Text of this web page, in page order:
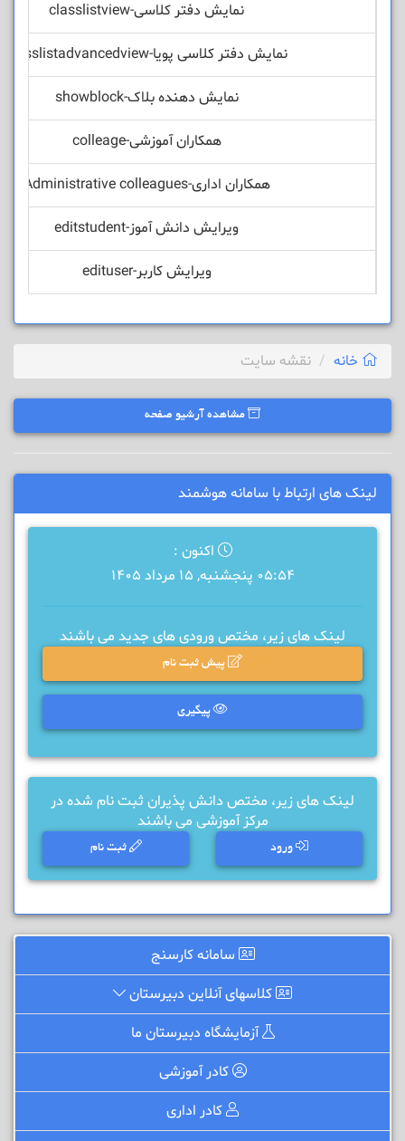
نمایش دفتر کلاسی-classlistview
نمایش دفتر کلاسی پویا-classlistadvancedview
نمایش دهنده بلاک-showblock
همکاران آموزشی-colleage
همکاران اداری-Administrative colleagues
ویرایش دانش آموز-editstudent
ویرایش کاربر-edituser
خانه نقشه سایت
مشاهده آرشیو صفحه
لینک های ارتباط با سامانه هوشمند
اکنون :
05:54 پنجشنبه, 15 مرداد 1405
لینک های زیر، مختص ورودی های جدید می باشند
پیش ثبت نام
پیگیری
لینک های زیر، مختص دانش پذیران ثبت نام شده در
مرکز آموزشی می باشند
ورود ثبت نام
سامانه کارسنج
کلاسهای آنلاین دبیرستان
آزمایشگاه دبیرستان ما
کادر آموزشی
کادر اداری